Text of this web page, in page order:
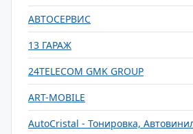
АВТОСЕРВИС
13 ГАРАЖ
24TELECOM GMK GROUP
ART-MOBILE
AutoCristal - Тонировка,